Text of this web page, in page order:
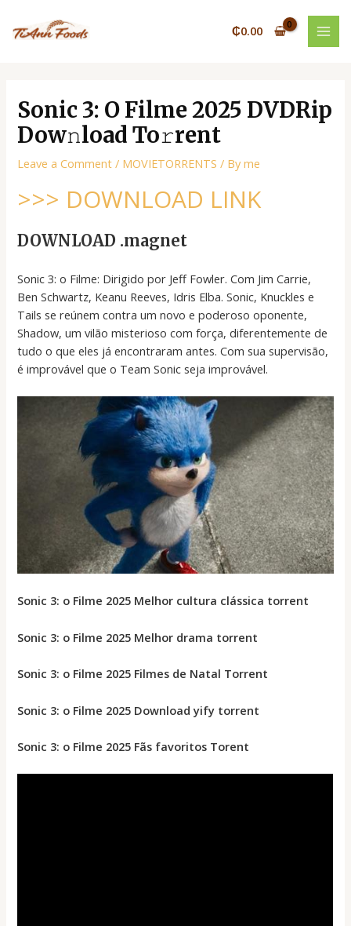
content
₵0.00
Sonic 3: O Filme 2025 DVDRip
Dow𝚗load To𝚛rent
Leave a Comment / MOVIETORRENTS / Byme
>>> DOWNLOAD LINK
DOWNLOAD .magnet
Sonic 3: o Filme: Dirigido por Jeff Fowler. Com Jim Carrie,
Ben Schwartz, Keanu Reeves, Idris Elba. Sonic, Knuckles e
Tails se reúnem contra um novo e poderoso oponente,
Shadow, um vilão misterioso com força, diferentemente de
tudo o que eles já encontraram antes. Com sua supervisão,
é improvável que o Team Sonic seja improvável.
Sonic 3: o Filme 2025 Melhor cultura clássica torrent
Sonic 3: o Filme 2025 Melhor drama torrent
Sonic 3: o Filme 2025 Filmes de Natal Torrent
Sonic 3: o Filme 2025 Download yify torrent
Sonic 3: o Filme 2025 Fãs favoritos Torent
navigation